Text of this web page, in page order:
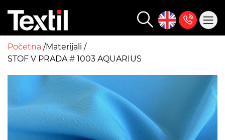
Početna Materijali
STOF V PRADA # 1003 AQUARIUS